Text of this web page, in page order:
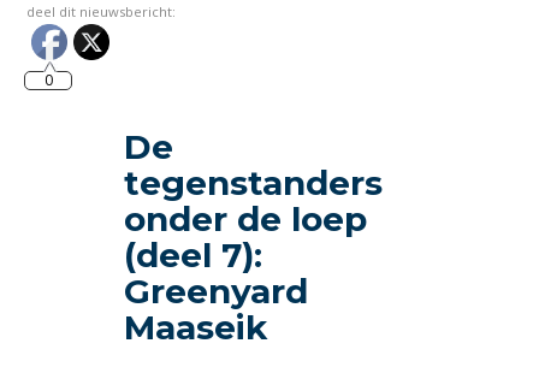
deel dit nieuwsbericht:
0
De
tegenstanders
onder de loep
(deel 7):
Greenyard
Maaseik